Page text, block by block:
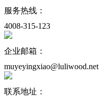
服务热线：
4008-315-123
企业邮箱：
muyeyingxiao@luliwood.net
联系地址：